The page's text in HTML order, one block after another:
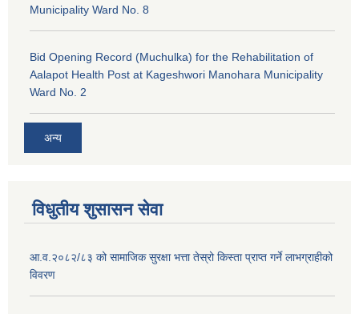
Municipality Ward No. 8
Bid Opening Record (Muchulka) for the Rehabilitation of
Aalapot Health Post at Kageshwori Manohara Municipality
Ward No. 2
अन्य
विधुतीय शुसासन सेवा
आ.व.२०८२/८३ को सामाजिक सुरक्षा भत्ता तेस्रो किस्ता प्राप्त गर्ने लाभग्राहीको
विवरण